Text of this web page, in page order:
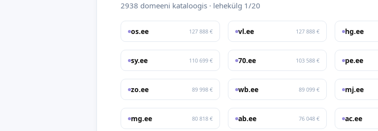
2938 domeeni kataloogis · lehekülg 1/20
os.ee 127 888 € vl.ee 127 888 € hg.ee
sy.ee 110 699 € 70.ee 103 588 € pe.ee
zo.ee 89 998 € wb.ee 89 099 € mj.ee
mg.ee 80 818 € ab.ee 76 048 € ac.ee